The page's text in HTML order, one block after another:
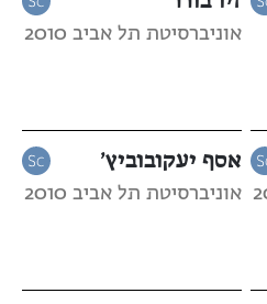
אוניברסיטת תל אביב 2010
אסף יעקובוביץ’
אוניברסיטת תל אביב 2010